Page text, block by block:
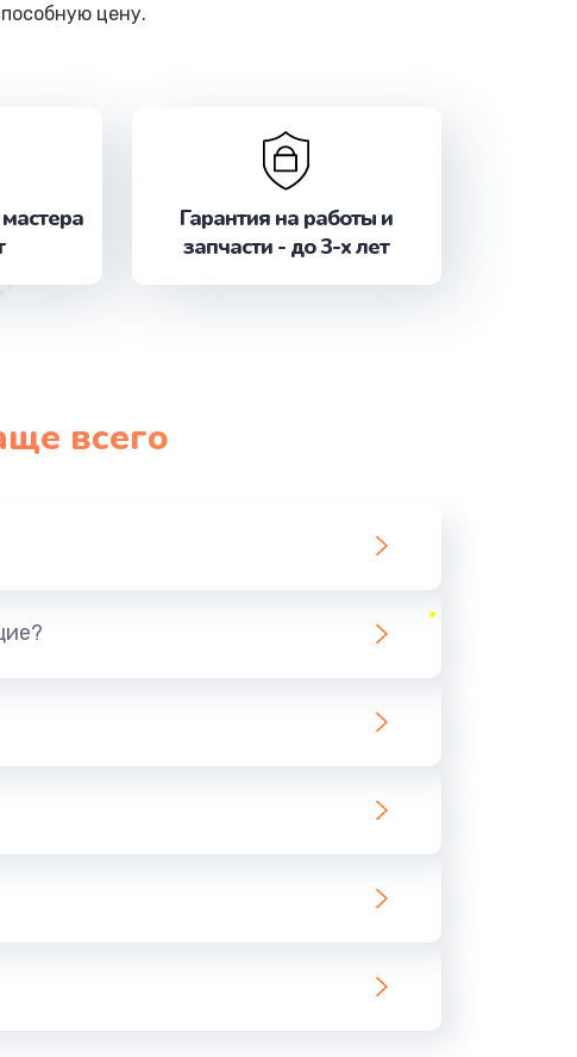
цену.
Гарантия на работы и
запчасти - до 3-х лет
всего